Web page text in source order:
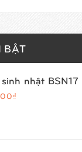
BẬT
nhật BSN17